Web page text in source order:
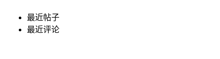
最近帖子
最近评论